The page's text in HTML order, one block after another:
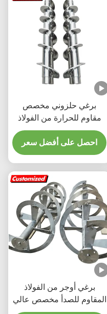
برغي حلزوني مخصص
مقاوم للحرارة من الفولاذ
المقاوم للصدأ مع شفرة
حلزونية للتطبيقات الصناعية
احصل على أفضل سعر
برغي أوجر من الفولاذ
المقاوم للصدأ مخصص عالي
الدقة ومحرض بشريط